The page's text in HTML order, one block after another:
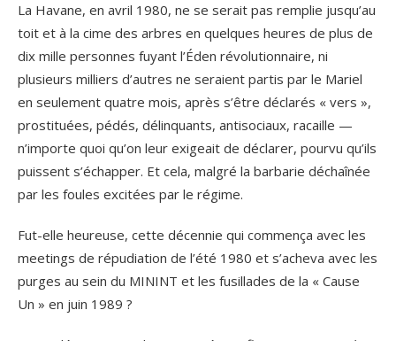
La Havane, en avril 1980, ne se serait pas remplie jusqu’au
toit et à la cime des arbres en quelques heures de plus de
dix mille personnes fuyant l’Éden révolutionnaire, ni
plusieurs milliers d’autres ne seraient partis par le Mariel
en seulement quatre mois, après s’être déclarés « vers »,
prostituées, pédés, délinquants, antisociaux, racaille —
n’importe quoi qu’on leur exigeait de déclarer, pourvu qu’ils
puissent s’échapper. Et cela, malgré la barbarie déchaînée
par les foules excitées par le régime.
Fut-elle heureuse, cette décennie qui commença avec les
meetings de répudiation de l’été 1980 et s’acheva avec les
purges au sein du MININT et les fusillades de la « Cause
Un » en juin 1989 ?